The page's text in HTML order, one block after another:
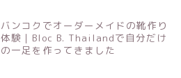
バンコクでオーダーメイドの靴作り
体験｜Bloc B. Thailandで自分だけ
の一足を作ってきました